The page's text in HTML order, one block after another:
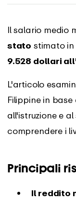
Il salario medio
stato stimato in
9.528 dollari
L'articolo
Filippine in
all'istruzione e
comprendere i
Principali
Il reddito